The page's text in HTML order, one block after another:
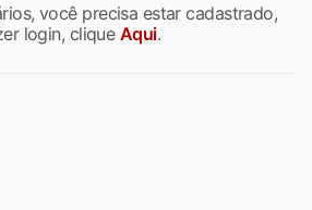
você precisa estar cadastrado,
login, clique Aqui.